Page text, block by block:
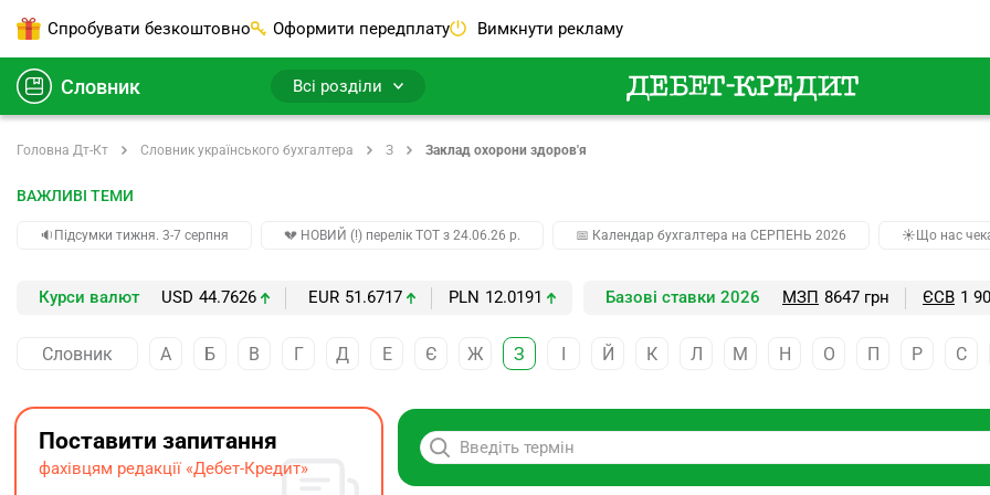
Спробувати безкоштовно Оформити передплату Вимкнути рекламу
Словник Всі розділи
Головна Дт-Кт Словник українського бухгалтера З Заклад охорони здоров'я
ВАЖЛИВІ ТЕМИ
🔉Підсумки тижня. 3-7 серпня 💔 НОВИЙ (!) перелік ТОТ з 24.06.26 р. 📅 Календар бухгалтера на СЕРПЕНЬ 2026 ☀️Що нас
Курси валют EUR 51.6717 PLN 12.0191
USD 44.7626 Базові ставки 2026 МЗП 8647 грн ЄСВ 1
Словник А Б В Г Д Е Є Ж З І Й К Л М Н О П Р С
Поставити запитання
фахівцям редакції «Дебет-Кредит»